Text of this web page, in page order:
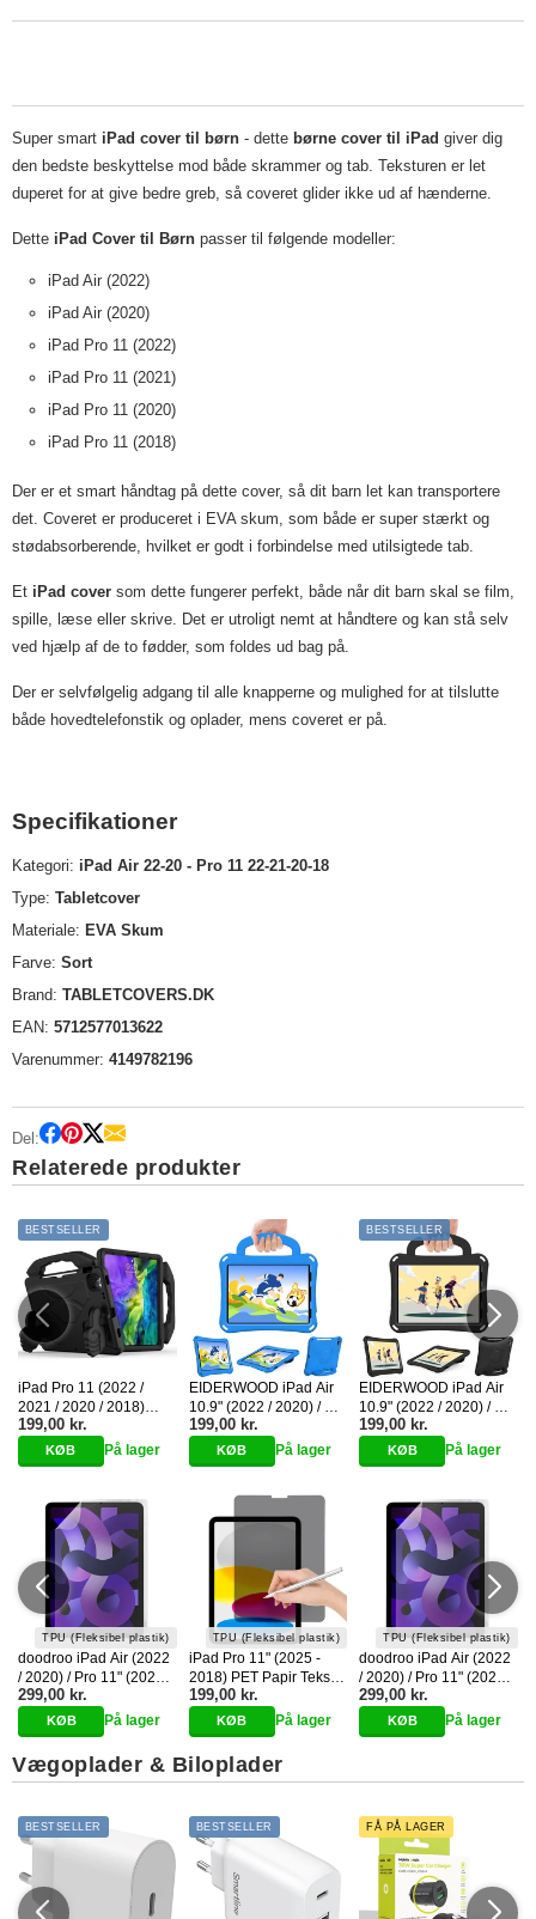
Super smart iPad cover til børn - dette børne cover til iPad giver dig
den bedste beskyttelse mod både skrammer og tab. Teksturen er let
duperet for at give bedre greb, så coveret glider ikke ud af hænderne.
Dette iPad Cover til Børn passer til følgende modeller:
iPad Air (2022)
iPad Air (2020)
iPad Pro 11 (2022)
iPad Pro 11 (2021)
iPad Pro 11 (2020)
iPad Pro 11 (2018)
Der er et smart håndtag på dette cover, så dit barn let kan transportere
det. Coveret er produceret i EVA skum, som både er super stærkt og
stødabsorberende, hvilket er godt i forbindelse med utilsigtede tab.
Et iPad cover som dette fungerer perfekt, både når dit barn skal se film,
spille, læse eller skrive. Det er utroligt nemt at håndtere og kan stå selv
ved hjælp af de to fødder, som foldes ud bag på.
Der er selvfølgelig adgang til alle knapperne og mulighed for at tilslutte
både hovedtelefonstik og oplader, mens coveret er på.
Specifikationer
Kategori: iPad Air 22-20 - Pro 11 22-21-20-18
Type: Tabletcover
Materiale: EVA Skum
Farve: Sort
Brand: TABLETCOVERS.DK
EAN: 5712577013622
Varenummer: 4149782196
Del:
Relaterede produkter
BESTSELLER
iPad Pro 11 (2022 /
2021 / 2020 / 2018)
Børne cover - Thumb
Kickstand Cover - Sort
199,00 kr.
På lager
EIDERWOOD iPad Air
10.9" (2022 / 2020) / Pro
11" (2024-2018) Børne
Cover m. Ståfunktion &
Håndtag - Fodbold - Blå
199,00 kr.
På lager
BESTSELLER
EIDERWOOD iPad Air
10.9" (2022 / 2020) / Pro
11" (2024-2018) Børne
Cover m. Ståfunktion &
Håndtag - Fodbold -
199,00 kr.
På lager
TPU (Fleksibel plastik)
doodroo iPad Air (2022
/ 2020) / Pro 11" (2022 /
2021 / 2020 / 2018)
Paper Feel
Skærmbeskyttelse - 2
Stk. - Gennemsigtig
299,00 kr.
På lager
TPU (Fleksibel plastik)
iPad Pro 11" (2025 -
2018) PET Papir Tekstur
Beskyttelsesfilm m.
Privacy - Gennemsigtig
199,00 kr.
På lager
TPU (Fleksibel plastik)
doodroo iPad Air (2022
/ 2020) / Pro 11" (2022 /
2021 / 2020 / 2018)
Paper Feel
Skærmbeskyttelse - 2
299,00 kr.
På lager
Vægoplader & Biloplader
BESTSELLER BESTSELLER FÅ PÅ LAGER